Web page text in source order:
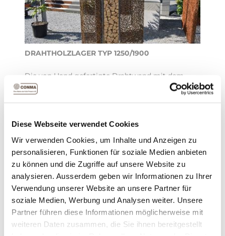
Diese Webseite verwendet Cookies
Wir verwenden Cookies, um Inhalte und Anzeigen zu
personalisieren, Funktionen für soziale Medien anbieten
zu können und die Zugriffe auf unsere Website zu
analysieren. Ausserdem geben wir Informationen zu Ihrer
Verwendung unserer Website an unsere Partner für
soziale Medien, Werbung und Analysen weiter. Unsere
Partner führen diese Informationen möglicherweise mit
weiteren Daten zusammen, die Sie ihnen bereitgestellt
DRAHTHOLZLAGER TYP 1250/1900
Die von Hand gefertigte Drahtwand mit dem
inegrierten Holzlager bietet einen tollen Anblick
und nahe einem Feuerplatz positioniert, das Holz
schnell zur Hand. Der Holzlagereinsatz ist hinten
ZUM PRODUKT